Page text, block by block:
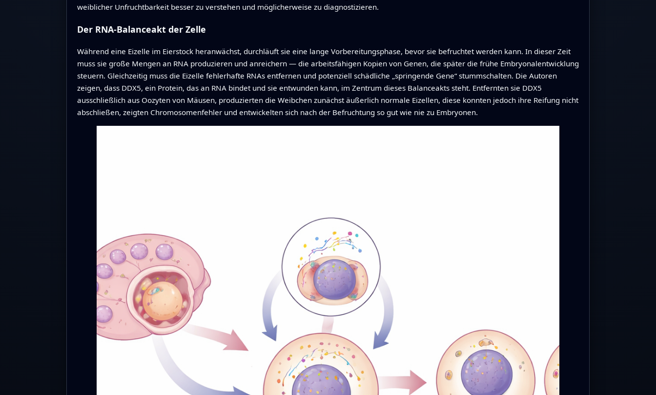
weiblicher Unfruchtbarkeit besser zu verstehen und möglicherweise zu diagnostizieren.
Der RNA‑Balanceakt der Zelle
Während eine Eizelle im Eierstock heranwächst, durchläuft sie eine lange Vorbereitungsphase, bevor sie befruchtet werden kann. In dieser Zeit
muss sie große Mengen an RNA produzieren und anreichern — die arbeitsfähigen Kopien von Genen, die später die frühe Embryonalentwicklung
steuern. Gleichzeitig muss die Eizelle fehlerhafte RNAs entfernen und potenziell schädliche „springende Gene“ stummschalten. Die Autoren
zeigen, dass DDX5, ein Protein, das an RNA bindet und sie entwunden kann, im Zentrum dieses Balanceakts steht. Entfernten sie DDX5
ausschließlich aus Oozyten von Mäusen, produzierten die Weibchen zunächst äußerlich normale Eizellen, diese konnten jedoch ihre Reifung nicht
abschließen, zeigten Chromosomenfehler und entwickelten sich nach der Befruchtung so gut wie nie zu Embryonen.